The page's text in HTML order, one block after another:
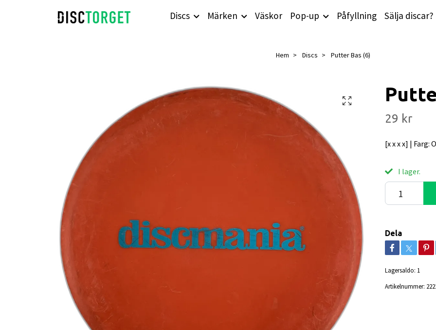
Discs Märken Väskor Pop-up Påfyllning Sälja discar?
Hem Discs Putter Bas (6)
29 kr
[x x x x] | Farg:
I lager.
Dela
Lagersaldo: 1
Artikelnummer: